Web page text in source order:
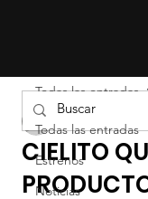
Todas las entradas
Estrenos
Noticias
Todas las entradas
CIELITO